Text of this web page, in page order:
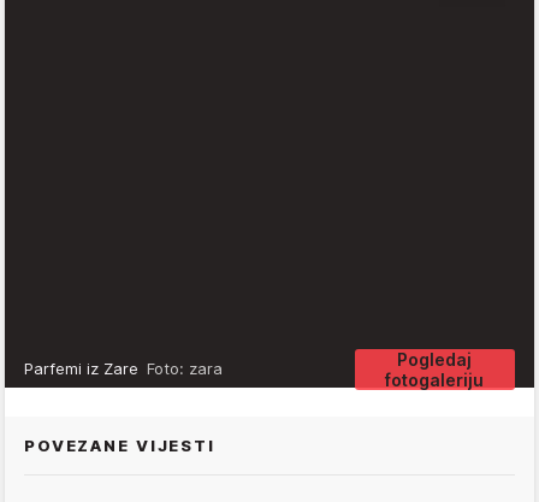
Pogledaj
fotogaleriju
Parfemi iz Zare Foto: zara
POVEZANE VIJESTI